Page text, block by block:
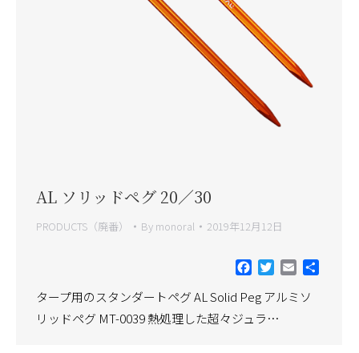
AL ソリッドペグ 20／30
PRODUCTS（廃番） By monoral 2019年12月12日
Facebook
Twitter
Email
タープ用のスタンダートペグ AL Solid Peg アルミソ
リッドペグ MT-0039 熱処理した超々ジュラ…